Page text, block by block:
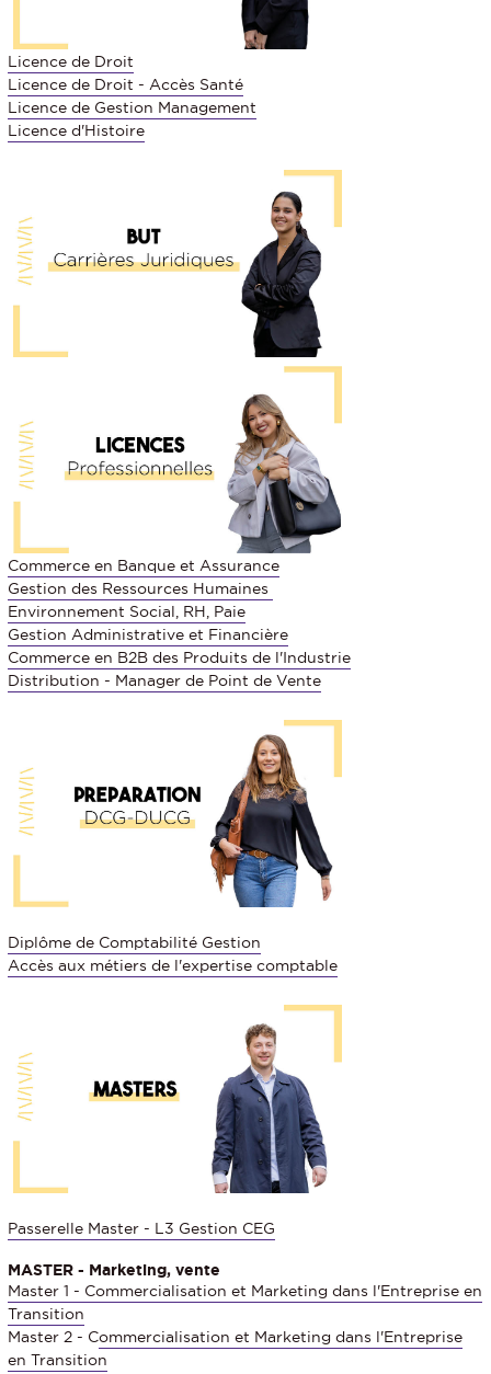
Licence de Droit
Licence de Droit - Accès Santé
Licence de Gestion Management
Licence d'Histoire
Commerce en Banque et Assurance
Gestion des Ressources Humaines
Environnement Social, RH, Paie
Gestion Administrative et Financière
Commerce en B2B des Produits de l'Industrie
Distribution - Manager de Point de Vente
Diplôme de Comptabilité Gestion
Accès aux métiers de l'expertise comptable
Passerelle Master - L3 Gestion CEG
MASTER - Marketing, vente
Master 1 - Commercialisation et Marketing dans l'Entreprise en
Transition
Master 2 - Commercialisation et Marketing dans l'Entreprise
en Transition